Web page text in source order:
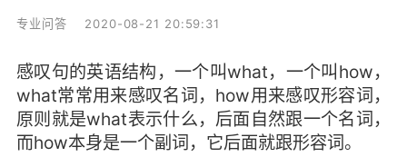
专业问答 2020-08-21 20:59:31
感叹句的英语结构，一个叫what，一个叫how，
what常常用来感叹名词，how用来感叹形容词，
原则就是what表示什么，后面自然跟一个名词，
而how本身是一个副词，它后面就跟形容词。